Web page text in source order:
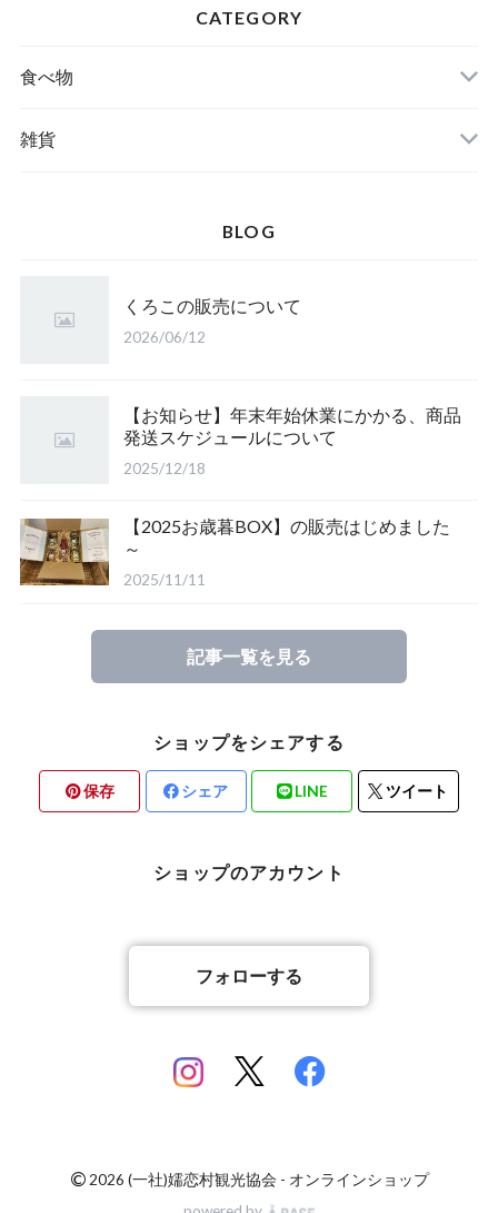
CATEGORY
食べ物
特産品
雑貨
BLOG
くろこの販売について
2026/06/12
【お知らせ】年末年始休業にかかる、商品
発送スケジュールについて
2025/12/18
【2025お歳暮BOX】の販売はじめました
～
2025/11/11
記事一覧を見る
ショップをシェアする
保存 シェア LINE ツイート
ショップのアカウント
フォローする
© 2026 (一社)嬬恋村観光協会 - オンラインショップ